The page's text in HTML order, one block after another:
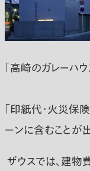
「高崎のガレーハウ
「印紙代・火災保
ーンに含むことが
ザウスでは、建物